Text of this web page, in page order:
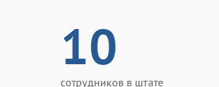
10
сотрудников в штате